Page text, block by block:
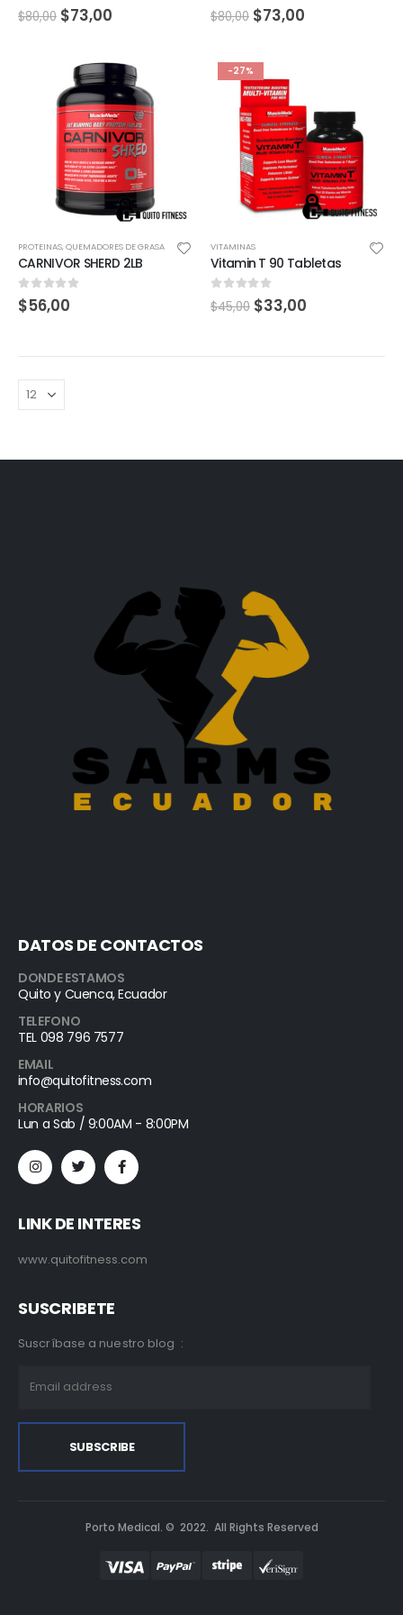
0 out of 5
$80,00 $73,00 0 out of 5
$80,00 $73,00
PROTEINAS,QUEMADORES DE GRASA
CARNIVOR SHERD 2LB
0out of 5
$56,00
-27%
VITAMINAS
Vitamin T 90 Tabletas
0 out of 5
$45,00 $33,00
DATOS DE CONTACTOS
DONDE ESTAMOS
Quito y Cuenca, Ecuador
TELEFONO
TEL 098 796 7577
EMAIL
info@quitofitness.com
HORARIOS
Lun a Sab / 9:00AM - 8:00PM
LINK DE INTERES
www.quitofitness.com
SUSCRIBETE
Suscríbase a nuestro blog :
Porto Medical. © 2022. All Rights Reserved